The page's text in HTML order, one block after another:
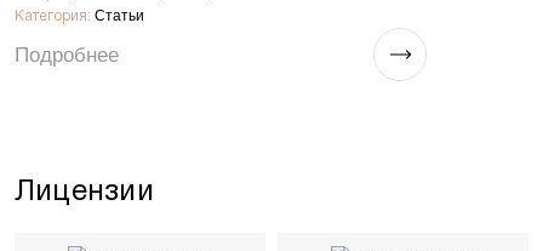
Категория: Статьи
Подробнее
Лицензии